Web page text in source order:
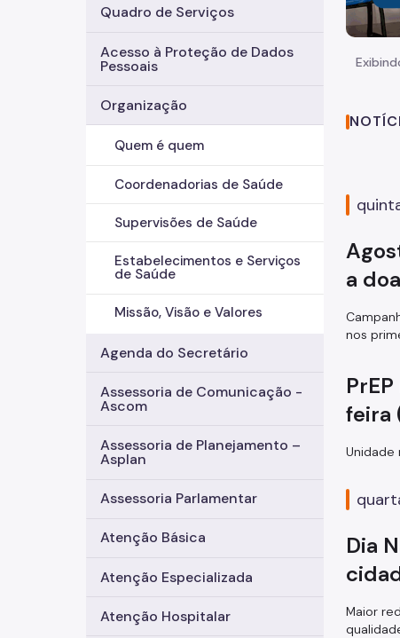
Quadro de Serviços
Acesso à Proteção de Dados
Pessoais
Organização
Quem é quem
Coordenadorias de Saúde
Supervisões de Saúde
Estabelecimentos e Serviços
de Saúde
Missão, Visão e Valores
Agenda do Secretário
Assessoria de Comunicação -
Ascom
Assessoria de Planejamento –
Asplan
Assessoria Parlamentar
Atenção Básica
Atenção Especializada
Atenção Hospitalar
a
nos
feira
Unidade
Dia
Maior